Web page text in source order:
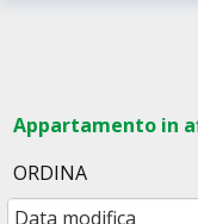
Appartamento in
ORDINA